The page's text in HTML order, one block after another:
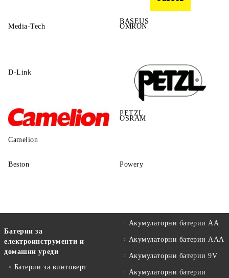
BASEUS
Media-Tech OMRON
D-Link
PETZL
Camelion
OSRAM
Beston Powery
Батерии за
електроинструменти и
домашни уреди
Батерии за винтоверт
Акумулаторни батерии АА
Акумулаторни батерии AAA
Акумулаторни батерии 9V
Акумулаторни батерии